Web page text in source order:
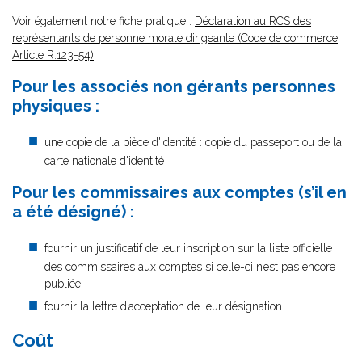
Voir également notre fiche pratique : Déclaration au RCS des
représentants de personne morale dirigeante (Code de commerce,
Article R.123-54)
Pour les associés non gérants personnes
physiques :
une copie de la pièce d'identité : copie du passeport ou de la
carte nationale d'identité
Pour les commissaires aux comptes (s’il en
a été désigné) :
fournir un justificatif de leur inscription sur la liste officielle
des commissaires aux comptes si celle-ci n’est pas encore
publiée
fournir la lettre d’acceptation de leur désignation
Coût